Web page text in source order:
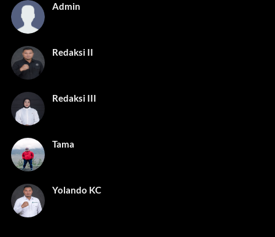
Admin
Redaksi II
Redaksi III
Tama
Yolando KC